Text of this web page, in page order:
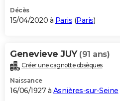
Décès
15/04/2020 à Paris (Paris)
Genevieve JUY (91 ans)
Créer une cagnotte obsèques
Naissance
16/06/1927 à Asnières-sur-Seine